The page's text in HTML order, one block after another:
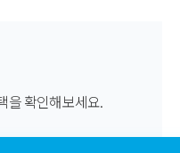
을 확인해보세요.